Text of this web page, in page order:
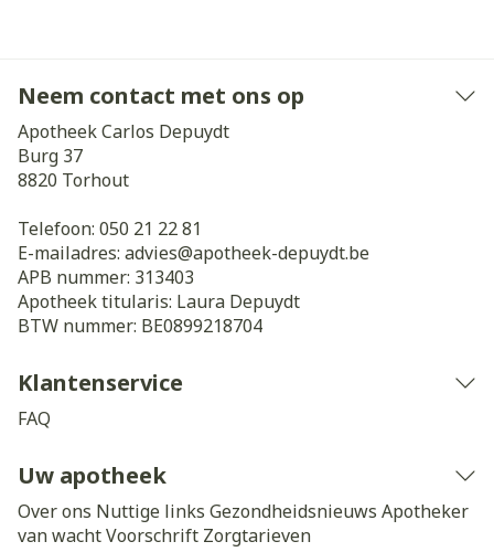
Neem contact met ons op
Apotheek Carlos Depuydt
Burg 37
8820 Torhout
Telefoon: 050 21 22 81
E-mailadres: advies@apotheek-depuydt.be
APB nummer: 313403
Apotheek titularis: Laura Depuydt
BTW nummer: BE0899218704
Klantenservice
FAQ
Uw apotheek
Over ons Nuttige links Gezondheidsnieuws Apotheker
van wachtVoorschrift Zorgtarieven